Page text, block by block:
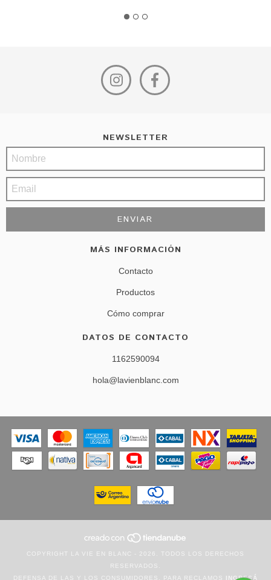
NEWSLETTER
MÁS INFORMACIÓN
Contacto
Productos
Cómo comprar
DATOS DE CONTACTO
1162590094
hola@lavienblanc.com
COPYRIGHT LA VIE EN BLANC - 2026. TODOS LOS DERECHOS
RESERVADOS.
DEFENSA DE LAS Y LOS CONSUMIDORES. PARA RECLAMOS
INGRESÁ